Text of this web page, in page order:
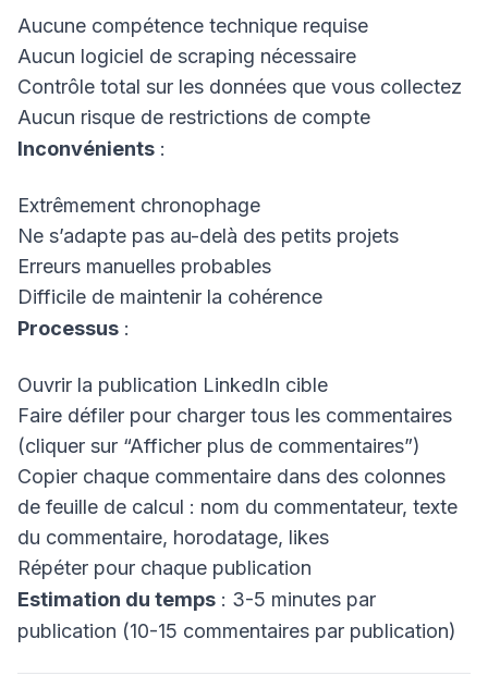
Aucune compétence technique requise
Aucun logiciel de scraping nécessaire
Contrôle total sur les données que vous collectez
Aucun risque de restrictions de compte
Inconvénients :
Extrêmement chronophage
Ne s’adapte pas au-delà des petits projets
Erreurs manuelles probables
Difficile de maintenir la cohérence
Processus :
Ouvrir la publication LinkedIn cible
Faire défiler pour charger tous les commentaires
(cliquer sur “Afficher plus de commentaires”)
Copier chaque commentaire dans des colonnes
de feuille de calcul : nom du commentateur, texte
du commentaire, horodatage, likes
Répéter pour chaque publication
Estimation du temps : 3-5 minutes par
publication (10-15 commentaires par publication)